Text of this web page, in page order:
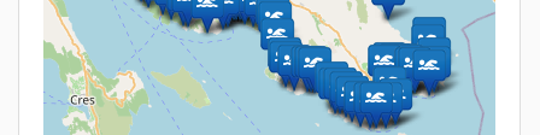
Turm Krk - Der ideale Ausgangspunkt um die
Strände der Insel zu erkunden
Die Insel Krk ist aufgrund Ihrer Vielseitigkeit wie ein kleiner Kontinent.
Während es auf der Ostseite zum Festland sehr windig ist, kann es auf der
Nordseite windstill sein aber dafür Regnen. Der Westen der Insel um Malinska